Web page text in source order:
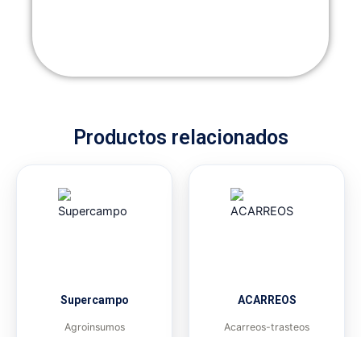
Productos relacionados
Supercampo
Agroinsumos
ACARREOS
Acarreos-trasteos